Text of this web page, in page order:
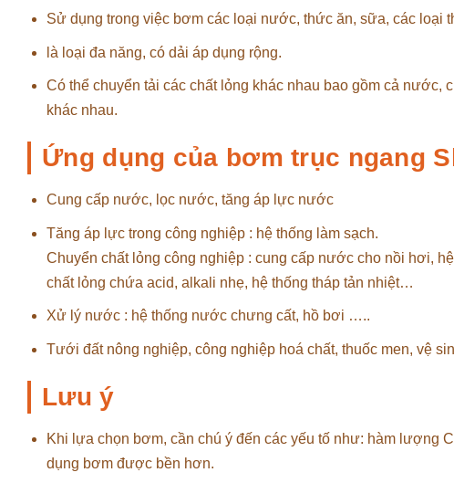
Sử dụng trong việc bơm các loại nước, thức ăn, sữa, các loại
là loại đa năng, có dải áp dụng rộng.
Có thể chuyển tải các chất lỏng khác nhau bao gồm cả
khác nhau.
Ứng dụng của bơm trục ngang
Cung cấp nước, lọc nước, tăng áp lực nước
Tăng áp lực trong công nghiệp : hệ thống làm sạch.
Chuyển chất lỏng công nghiệp : cung cấp nước cho nồi hơi,
chất lỏng chứa acid, alkali nhẹ, hệ thống tháp tản nhiệt…
Xử lý nước : hệ thống nước chưng cất, hồ bơi …..
Tưới đất nông nghiệp, công nghiệp hoá chất, thuốc men, vệ
Lưu ý
Khi lựa chọn bơm, cần chú ý đến các yếu tố như: hàm lượng
dụng bơm được bền hơn.